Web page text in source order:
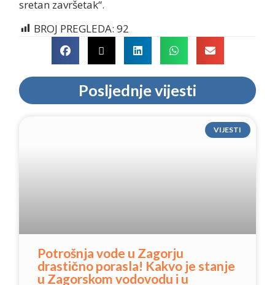
sretan završetak“.
BROJ PREGLEDA: 92
Posljednje vijesti
VIJESTI
Potrošnja vode u Zagorju
drastično porasla! Kakvo je stanje
u Zagorskom vodovodu i u